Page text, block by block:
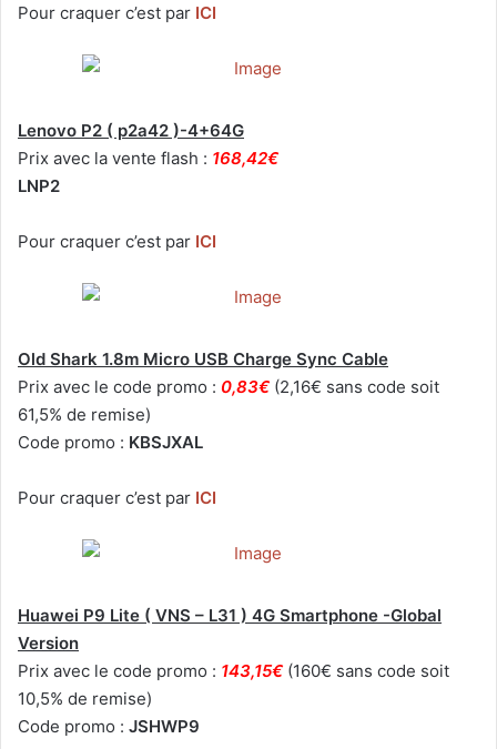
Pour craquer c’est par ICI
Lenovo P2 ( p2a42 )-4+64G
Prix avec la vente flash : 168,42€
LNP2
Pour craquer c’est par ICI
Old Shark 1.8m Micro USB Charge Sync Cable
Prix avec le code promo : 0,83€ (2,16€ sans code soit
61,5% de remise)
Code promo : KBSJXAL
Pour craquer c’est par ICI
Huawei P9 Lite ( VNS – L31 ) 4G Smartphone -Global
Version
Prix avec le code promo : 143,15€ (160€ sans code soit
10,5% de remise)
Code promo : JSHWP9